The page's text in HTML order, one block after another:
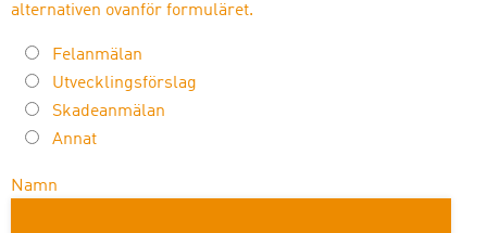
alternativen ovanför formuläret.
Felanmälan
Utvecklingsförslag
Skadeanmälan
Annat
Namn